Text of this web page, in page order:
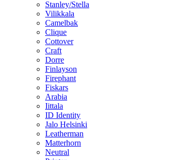
Stanley/Stella
Vilikkala
Camelbak
Clique
Cottover
Craft
Dorre
Finlayson
Firephant
Fiskars
Arabia
Iittala
ID Identity
Jalo Helsinki
Leatherman
Matterhorn
Neutral